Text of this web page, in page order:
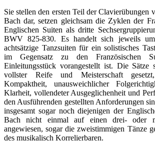
Sie stellen den ersten Teil der Clavierübungen
Bach dar, setzen gleichsam die Zyklen der
Englischen Suiten als dritte
BWV 825-830. Es handelt sich jeweils
achtsätzige Tanzsuiten für ein solistisches
im Gegensatz zu den Französischen
Einleitungsstück vorangestellt ist. Die Sätze
vollster Reife und Meisterschaft
Kompaktheit, unausweichlicher
Klarheit, vollendeter Ausgeglichenheit und
den Ausführenden gestellten Anforderungen
insgesamt sogar noch diejenigen der
Bach nicht einmal auf einen drei- oder
angewiesen, sogar die zweistimmigen Tänze
des musikalisch Korrelierbaren.